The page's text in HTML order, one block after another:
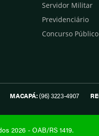
Servidor Militar
Previdenciário
Concurso Público
MACAPÁ:(96) 3223-4907
2026 - OAB/RS 1419.